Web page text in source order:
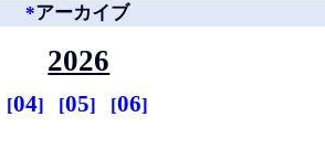
*アーカイブ
2026
04 05
06